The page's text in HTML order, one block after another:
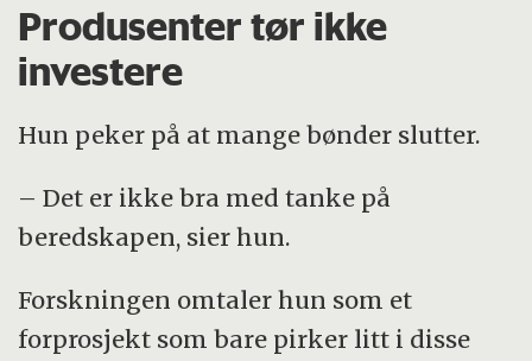
Produsenter tør ikke
investere
Hun peker på at mange bønder slutter.
– Det er ikke bra med tanke på
beredskapen, sier hun.
Forskningen omtaler hun som et
forprosjekt som bare pirker litt i disse